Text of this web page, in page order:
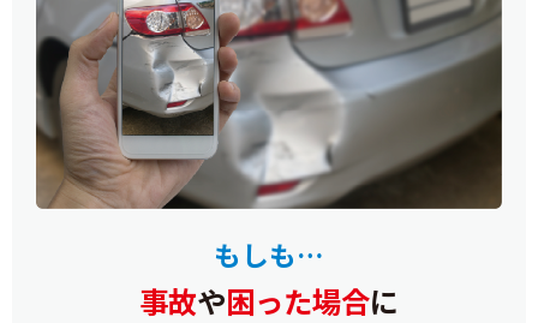
もしも…
事故や困った場合に